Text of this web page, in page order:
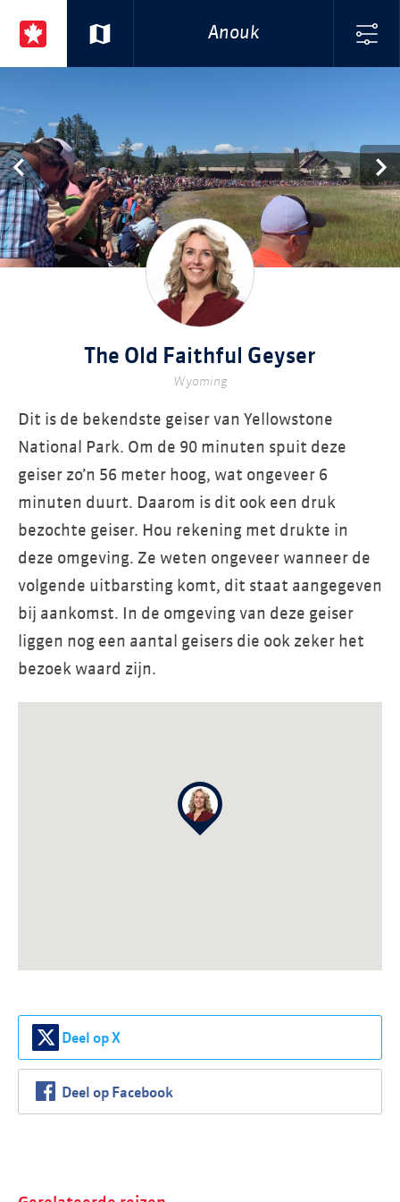
Anouk
The Old Faithful Geyser
Wyoming
Dit is de bekendste geiser van Yellowstone
National Park. Om de 90 minuten spuit deze
geiser zo’n 56 meter hoog, wat ongeveer 6
minuten duurt. Daarom is dit ook een druk
bezochte geiser. Hou rekening met drukte in
deze omgeving. Ze weten ongeveer wanneer de
volgende uitbarsting komt, dit staat aangegeven
bij aankomst. In de omgeving van deze geiser
liggen nog een aantal geisers die ook zeker het
bezoek waard zijn.
Deel op X
Deel op Facebook